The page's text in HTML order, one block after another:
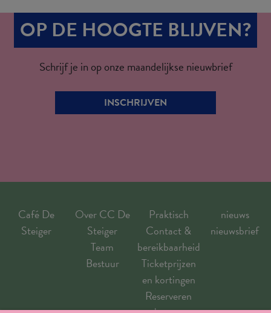
OP DE HOOGTE BLIJVEN?
Schrijf je in op onze maandelijkse nieuwbrief
INSCHRIJVEN
Café De
Steiger
Over CC De
Steiger
Team
Bestuur
Praktisch
Contact &
bereikbaarheid
Ticketprijzen
en kortingen
Reserveren
nieuws
nieuwsbrief